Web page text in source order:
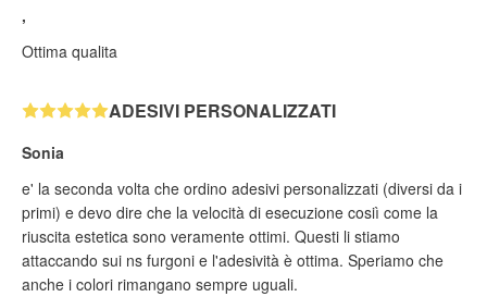
,
Ottima qualita
ADESIVI PERSONALIZZATI
Sonia
e' la seconda volta che ordino adesivi personalizzati (diversi da i
primi) e devo dire che la velocità di esecuzione cosiì come la
riuscita estetica sono veramente ottimi. Questi li stiamo
attaccando sui ns furgoni e l'adesività è ottima. Speriamo che
anche i colori rimangano sempre uguali.